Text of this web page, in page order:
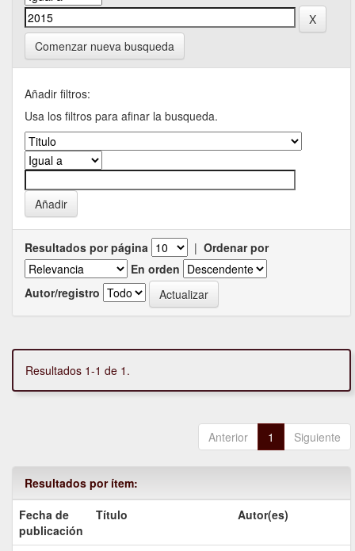
Comenzar nueva busqueda
Añadir filtros:
Usa los filtros para afinar la busqueda.
Resultados por página | Ordenar por
En orden
Autor/registro
Resultados 1-1 de 1.
Anterior 1 Siguiente
Resultados por ítem:
Fecha de
publicación
Título Autor(es)